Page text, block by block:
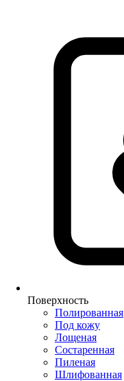
Поверхность
Полированная
Под кожу
Лощеная
Состаренная
Пиленая
Шлифованная